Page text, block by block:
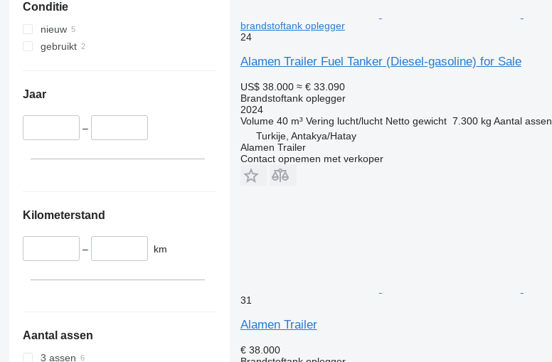
Conditie
nieuw
gebruikt
Jaar
–
Kilometerstand
– km
Aantal assen
3 assen
brandstoftank oplegger
24
Alamen Trailer Fuel Tanker (Diesel-gasoline) for Sale
US$ 38.000 ≈ € 33.090
Brandstoftank oplegger
2024
Volume 40 m³ Vering lucht/lucht Netto gewicht 7.300 kg Aantal assen
Turkije, Antakya/Hatay
Alamen Trailer
Contact opnemen met verkoper
31
Alamen Trailer
€ 38.000